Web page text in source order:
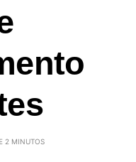
2 MINUTOS